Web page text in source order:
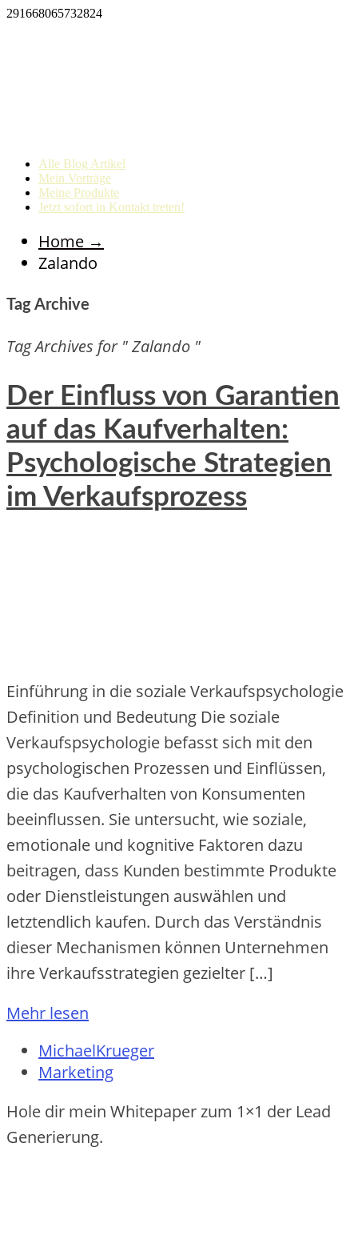
291668065732824
Alle Blog Artikel
Mein Vorträge
Meine Produkte
Jetzt sofort in Kontakt treten!
Home →
Zalando
Tag Archive
Tag Archives for " Zalando "
Der Einfluss von Garantien
auf das Kaufverhalten:
Psychologische Strategien
im Verkaufsprozess
Einführung in die soziale Verkaufspsychologie
Definition und Bedeutung Die soziale
Verkaufspsychologie befasst sich mit den
psychologischen Prozessen und Einflüssen,
die das Kaufverhalten von Konsumenten
beeinflussen. Sie untersucht, wie soziale,
emotionale und kognitive Faktoren dazu
beitragen, dass Kunden bestimmte Produkte
oder Dienstleistungen auswählen und
letztendlich kaufen. Durch das Verständnis
dieser Mechanismen können Unternehmen
ihre Verkaufsstrategien gezielter […]
Mehr lesen
MichaelKrueger
Marketing
Hole dir mein Whitepaper zum 1×1 der Lead
Generierung.